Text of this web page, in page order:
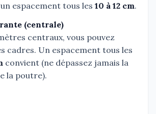
espacement tous les 10 à 12 cm.
(centrale)
centraux, vous pouvez
cadres. Un espacement tous les
convient (ne dépassez jamais la
la poutre).